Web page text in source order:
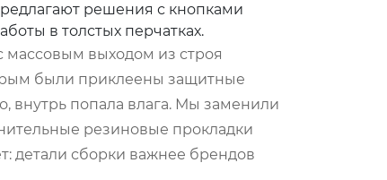
решения с кнопками
в толстых перчатках.
массовым выходом из строя
были приклеены защитные
внутрь попала влага. Мы заменили
резиновые прокладки
детали сборки важнее брендов